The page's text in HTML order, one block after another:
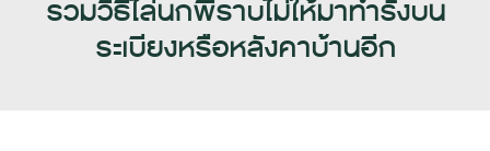
รวมวิธีไล่นกพิราบไม่ให้มาทำรังบน
ระเบียงหรือหลังคาบ้านอีก